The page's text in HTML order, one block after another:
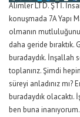
Alimler LTD. ŞTİ.
konuşmada 7A Yapı
olmanın mutluluğunu
daha geride
buradaydık. İnşallah
toplanırız. Şimdi
süreyi anladınız mı?
buradaydık olacaktı.
ben buna